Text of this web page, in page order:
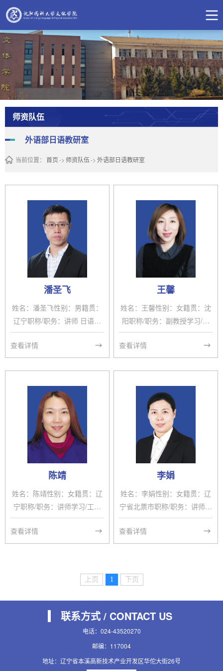
师资队伍
外语部日语教研室
当前位置： 首页-> 师资队伍-> 外语部日语教研室
潘圣飞
姓名：潘圣飞性别：男籍贯：
辽宁职称/职务：讲师 日语教
研室主任学习/工作经历： 199
8-2002 大连外国语大学 日语
专业 （本科）2002-2006抚顺
市外经局 外资处 （公务员）2
006- 2011日本横滨国立大学
（硕士研究生及工作）2011-
今 沈阳药科大学兼职情况：日
语教研室主任科研/获奖情况：
2014年，沈阳药科大学优秀班
导师2015.5外语部第二届青年
教师讲课大赛二等奖2018.9外
语部青年教师讲课大赛二等奖
教学/指导研究生情况：无发表
论文/出版著作：...
查看详情
王馨
姓名：王馨性别：女籍贯：沈
阳职称/职务：副教授学习/工
作经历：1996.7-2000.7大连
外国语大学日语语言专业学生
2000.7-2003.7沈阳药科大学
社科与文体学院教师2003.7-2
004.7北京外国语大学日本语
教育专业学生2004.7-2010.5
沈阳药科大学社科与文体学院
教师2010.5-2011.5非洲肯尼
亚美国国际大学教师2011.5-
今 沈阳药科大学社科与文体学
院教师兼职情况：无科研/获奖
情况：参加由国家教育部主办
的“第十二届全国多媒体课件大
赛”获得高教文科组三等奖教
查看详情
陈靖
姓名：陈靖性别：女籍贯：辽
宁职称/职务：讲师学习/工作
经历：1993-1997 辽宁师范大
学 日语专业 （本科）2003-20
06日本福冈教育大学 国语教
职情况：无科研/获奖情况：2
讲课大赛二等奖2014.6社科文
体学院第二届青年教师讲课大
赛二等奖教学/指导研究生情
况：无发表论文/出版著作：论
文《浅谈日语初级会话的指
查看详情
李娟
姓名：李娟性别：女籍贯：辽
宁省北票市职称/职务：讲师学
习/工作经历：1999-2003就读
于东北师范大学外国语学院日
语系2003年至今就职于沈阳药
年沈阳药科大学优秀班导师20
担任药学日语班的本科教学工
作发表论文/出版著作：2014
年 《日语翻译教程》主编 武
汉大学出版社其他：无
查看详情
上页 1 下页
联系方式 / CONTACT US
电话：024-43520270
邮编：117004
地址：辽宁省本溪高新技术产业开发区华佗大街26号